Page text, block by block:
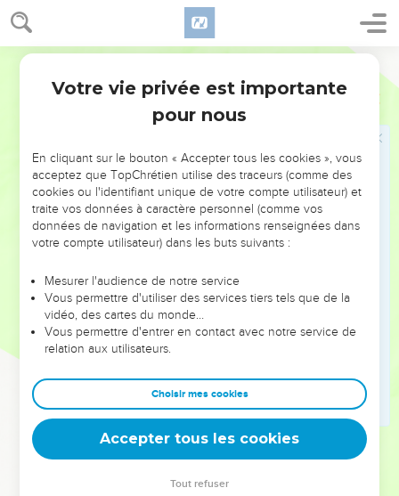
NE MANQUEZ PAS L’ÉVÉNEMENT
DE L’ANNÉE !
ET SI LEURS ERREURS POUVAIENT VOUS ÉVITER LES
VOTRES ?
leur foi ou leur vision. Mais on voit moins les doutes, les erreurs
et les saisons difficiles qu'ils ont traversés, alors même que ce
sont elles qui les ont façonnés.
Dans cette conférence, leaders, entrepreneurs, et responsables
clés pour avancer avec plus de sagesse afin que leurs erreurs
deviennent vos tremplins. Que vous guidiez un ministère, une
équipe, un groupe ou une famille, leur expérience est faite
Votre vie privée est importante
pour nous
En cliquant sur le bouton « Accepter tous les cookies », vous
acceptez que TopChrétien utilise des traceurs (comme des
cookies ou l'identifiant unique de votre compte utilisateur) et
traite vos données à caractère personnel (comme vos
données de navigation et les informations renseignées dans
votre compte utilisateur) dans les buts suivants :
Mesurer l'audience de notre service
Vous permettre d'utiliser des services tiers tels que de la
vidéo, des cartes du monde…
Vous permettre d'entrer en contact avec notre service de
relation aux utilisateurs.
Choisir mes cookies
Accepter tous les cookies
Tout refuser